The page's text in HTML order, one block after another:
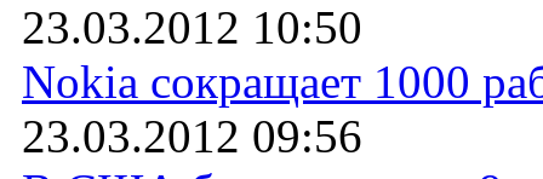
23.03.2012 10:50
Nokia сокращает 1000
23.03.2012 09:56